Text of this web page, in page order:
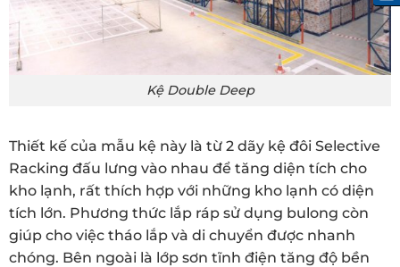
Kệ Double Deep
Thiết kế của mẫu kệ này là từ 2 dãy kệ đôi Selective
Racking đấu lưng vào nhau để tăng diện tích cho
kho lạnh, rất thích hợp với những kho lạnh có diện
tích lớn. Phương thức lắp ráp sử dụng bulong còn
giúp cho việc tháo lắp và di chuyển được nhanh
chóng. Bên ngoài là lớp sơn tĩnh điện tăng độ bền